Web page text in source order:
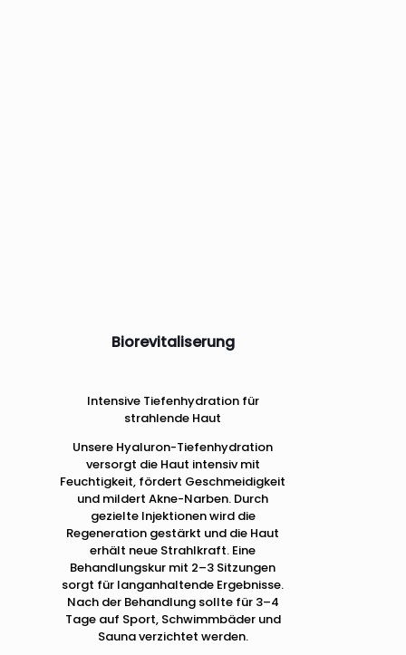
Biorevitaliserung
Intensive Tiefenhydration für
strahlende Haut
Unsere Hyaluron-Tiefenhydration
versorgt die Haut intensiv mit
Feuchtigkeit, fördert Geschmeidigkeit
und mildert Akne-Narben. Durch
gezielte Injektionen wird die
Regeneration gestärkt und die Haut
erhält neue Strahlkraft. Eine
Behandlungskur mit 2–3 Sitzungen
sorgt für langanhaltende Ergebnisse.
Nach der Behandlung sollte für 3–4
Tage auf Sport, Schwimmbäder und
Sauna verzichtet werden.